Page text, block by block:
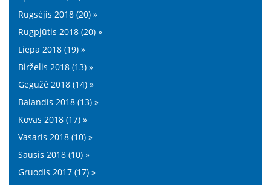
Rugsėjis 2018 (20) »
Rugpjūtis 2018 (20) »
Liepa 2018 (19) »
Birželis 2018 (13) »
Gegužė 2018 (14) »
Balandis 2018 (13) »
Kovas 2018 (17) »
Vasaris 2018 (10) »
Sausis 2018 (10) »
Gruodis 2017 (17) »